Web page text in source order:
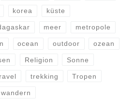
korea küste
meer metropole
ocean outdoor ozean
Religion Sonne
trekking Tropen
wandern